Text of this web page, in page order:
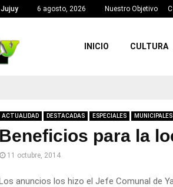
6 agosto, 2026 Nuestro Objetivo
INICIO CULTURA
ACTUALIDAD DESTACADAS ESPECIALES MUNICIPALES
Beneficios para la
11 octubre, 2014
anuncios los hizo el Jefe Comunal de